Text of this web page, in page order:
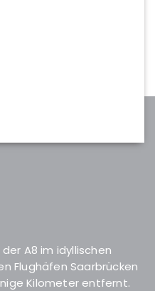
A8 im idyllischen
Flughäfen Saarbrücken
Kilometer entfernt.